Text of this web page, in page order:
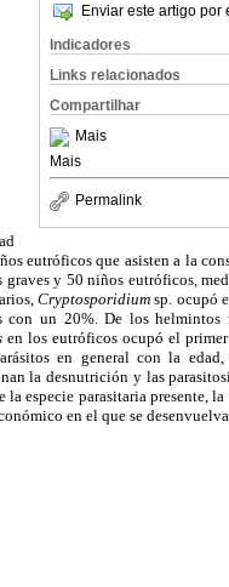
Enviar este artigo por
Indicadores
Links relacionados
Compartilhar
Mais
Mais
Permalink
eutróficos que asisten a la
y 50 niños eutróficos,
Cryptosporidium sp. ocupó
con un 20%. De los helmintos
en los eutróficos ocupó el
en general con la
la desnutrición y las
especie parasitaria presente,
en el que se